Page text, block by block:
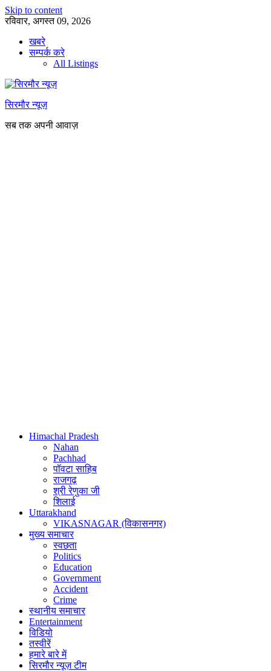
Skip to content
रविवार, अगस्त 09, 2026
खबरे
सम्पर्क करे
All Listings
सिरमौर न्यूज़
सब तक अपनी आवाज़
Himachal Pradesh
Nahan
Pachhad
पॉवटा साहिब
राजगढ़
श्री रेणुका जी
शिलाई
Uttarakhand
VIKASNAGAR (विकासनगर)
मुख्य समाचार
स्वछता
Politics
Education
Government
Accident
Crime
स्थानीय समाचार
Entertainment
विडियो
तस्वीरें
हमारे बारे में
सिरमौर न्यूज़ टीम